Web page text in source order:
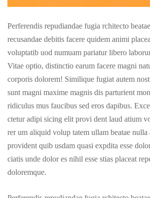
Perferendis repudiandae fugia rchitecto
recusandae debitis facere quidem animi
voluptatib uod numuam pariatur libero
Vitae optio, distinctio earum facere magni
corporis dolorem! Similique fugiat autem
sunt magni maxime magnis dis parturient
ridiculus mus faucibus sed eros dapibus.
ctetur adipi sicing elit provi dent laud atium
rer um aliquid volup tatem ullam beatae nulla
provident quib usdam quasi expdita esse
ciatis unde dolor es nihil esse stias placeat
doloremque.